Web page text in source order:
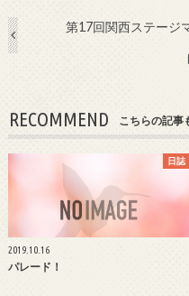
第17回関西ステージ
RECOMMEND こちらの記事
日誌
2019.10.16
パレード！